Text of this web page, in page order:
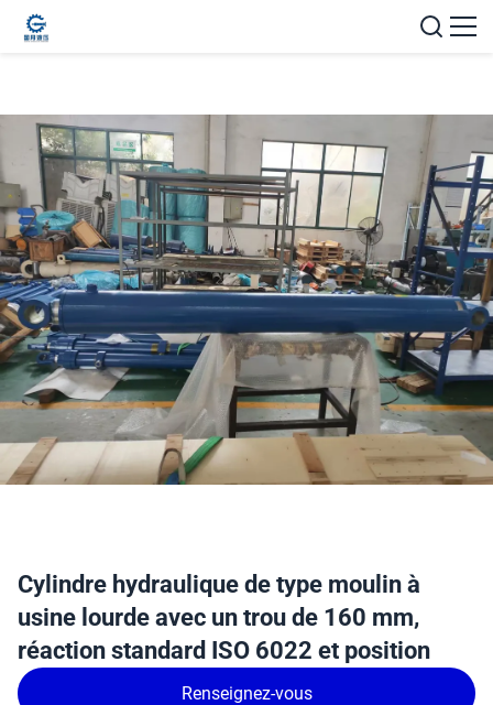
Cylindre hydraulique de type moulin à
usine lourde avec un trou de 160 mm,
réaction standard ISO 6022 et position
Renseignez-vous